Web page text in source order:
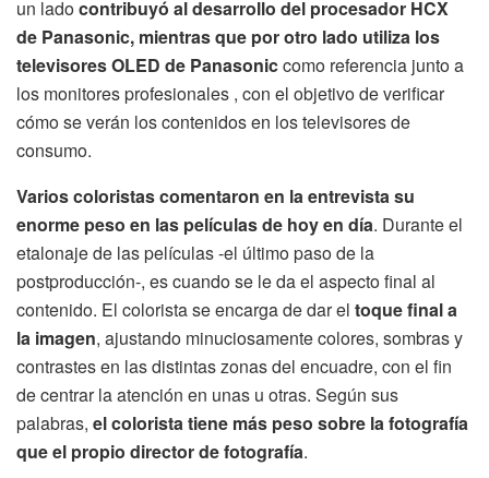
un ladocontribuyó al desarrollo del procesador HCX
de Panasonic, mientras que por otro lado utiliza los
televisores OLED de Panasoniccomo referencia junto a
los monitores profesionales , con el objetivo de verificar
cómo se verán los contenidos en los televisores de
consumo.
Varios coloristas comentaron en la entrevista su
enorme peso en las películas de hoy en día. Durante el
etalonaje de las películas -el último paso de la
postproducción-, es cuando se le da el aspecto final al
contenido. El colorista se encarga de dar el toque final a
la imagen, ajustando minuciosamente colores, sombras y
contrastes en las distintas zonas del encuadre, con el fin
de centrar la atención en unas u otras. Según sus
palabras, el colorista tiene más peso sobre la fotografía
que el propio director de fotografía.